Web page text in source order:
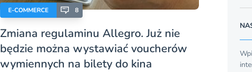
E-COMMERCE 8
Zmiana regulaminu Allegro. Już nie
będzie można wystawiać voucherów
wymiennych na bilety do kina